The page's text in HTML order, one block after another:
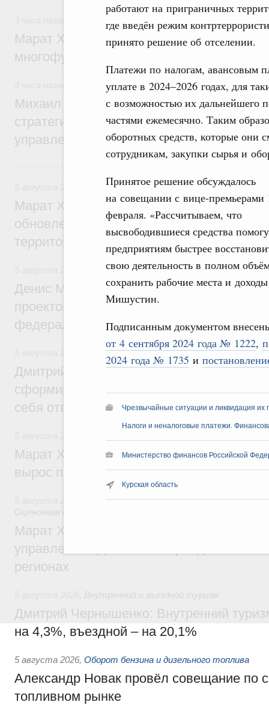
работают на приграничных
где введён режим
принято решение об отселении.
Платежи по налогам, авансовым
уплате в 2024–2026 годах, для
с возможностью их дальнейшего
частями ежемесячно. Таким
оборотных средств, которые они
сотрудникам, закупки сырья и
Принятое решение обсуждалось
на совещании с вице-премьерами
февраля. «Рассчитываем, что
высвободившиеся средства
предприятиям быстрее
свою деятельность в полном
сохранить рабочие места и
Мишустин.
Подписанным документом
от 4 сентября 2024 года № 1222,
2024 года № 1735 и
Чрезвычайные ситуации и ликвидация их
Налоги и неналоговые платежи.
Министерство финансов Российской
Курская область
Дорожное хозяйство
Марат Хуснуллин: На двух скоростных
многофункциональные зоны дорожного
Технологическое развитие. Инновации
Михаил Мишустин дал поручения по
стратегической сессии о
управления научно-технологическим
Жилищно-коммунальное хозяйство
Марат Хуснуллин: Более 4,3 тыс.
обновлено в России при участии Фонда
территорий
Инструменты развития территорий.
Денис Мантуров провёл совещание по
проектов института кураторства в
федеральном округе
Молодёжная политика
Дмитрий Чернышенко: Всемирный
сформировал целое сообщество людей,
себя ответственность за будущее
Марат Хуснуллин: Ввод нежилых зданий
вырос почти на треть
Земельные отношения. Кадастровая
Оценочная деятельность
Марат Хуснуллин: По решению
управление «ДОМ.РФ» перейдёт более
регионах
Внутренний и въездной туризм
Дмитрий Чернышенко: Внутренний
на 4,3%, въездной – на 20,1%
5 августа 2026, Оборот бензина и дизельного топлива
Александр Новак провёл совещание по
топливном рынке